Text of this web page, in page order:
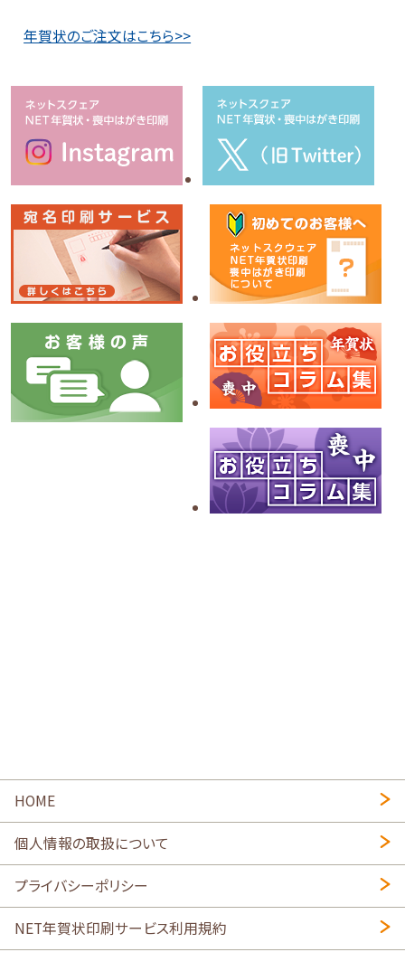
年賀状のご注文はこちら>>
HOME
個人情報の取扱について
プライバシーポリシー
NET年賀状印刷サービス利用規約